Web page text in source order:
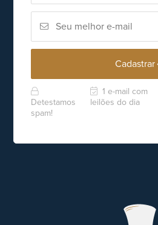
Cadastrar
Detestamos
spam!
1 e-mail com
leilões do dia